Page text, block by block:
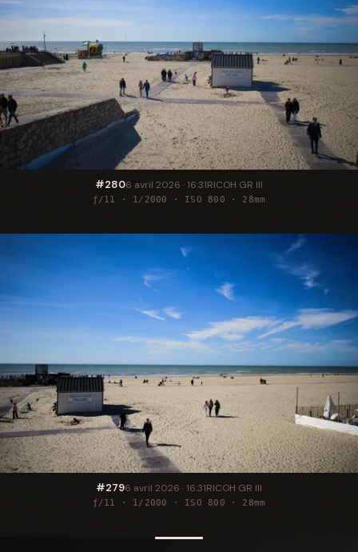
#2806 avril 2026 · 16:31RICOH GR III
ƒ/11 · 1/2000 · ISO 800 · 28mm
#2796 avril 2026 · 16:31RICOH GR III
ƒ/11 · 1/2000 · ISO 800 · 28mm